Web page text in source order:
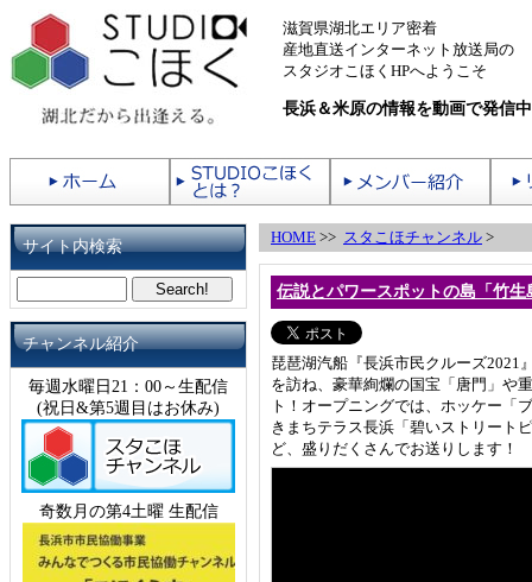
滋賀県湖北エリア密着
産地直送インターネット放送局の
スタジオこほくHPへようこそ
長浜＆米原の情報を動画で発信中
サイト内検索
チャンネル紹介
毎週水曜日21：00～生配信
(祝日&第5週目はお休み)
奇数月の第4土曜 生配信
HOME >> スタこほチャンネル >
伝説とパワースポットの島「竹生
琵琶湖汽船『長浜市民クルーズ2021
を訪ね、豪華絢爛の国宝「唐門」や
ト！オープニングでは、ホッケー「
きまちテラス長浜「碧いストリート
ど、盛りだくさんでお送りします！